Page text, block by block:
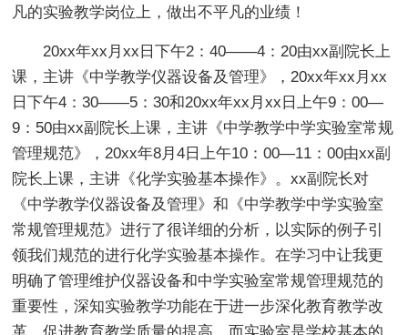
凡的实验教学岗位上，做出不平凡的业绩！
20xx年xx月xx日下午2：40——4：20由xx副院长上
课，主讲《中学教学仪器设备及管理》，20xx年xx月xx
日下午4：30——5：30和20xx年xx月xx日上午9：00—
9：50由xx副院长上课，主讲《中学教学中学实验室常规
管理规范》，20xx年8月4日上午10：00—11：00由xx副
院长上课，主讲《化学实验基本操作》。xx副院长对
《中学教学仪器设备及管理》和《中学教学中学实验室
常规管理规范》进行了很详细的分析，以实际的例子引
领我们规范的进行化学实验基本操作。在学习中让我更
明确了管理维护仪器设备和中学实验室常规管理规范的
重要性，深知实验教学功能在于进一步深化教育教学改